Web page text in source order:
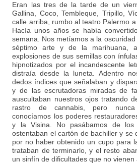
Eran las tres de la tarde de un
Gallina, Coco, Tembleque, Tripillo,
calle arriba, rumbo al teatro Palermo
Hacía unos años se había
semana. Nos metíamos a la
séptimo arte y de la marihuana,
explosiones de sus semillas con
hipnotizados por el incandescente
distraía desde la luneta. Adentro
dedos índices que señalaban y
y de las escrutadoras miradas de
auscultaban nuestros ojos tratando
rastro de cannabis, pero
conocíamos los poderes
y la Visina. No pasábamos de
ostentaban el cartón de bachiller y se
por no haber obtenido un cupo para
trataban de terminarlo, y el resto
un sinfín de dificultades que no vienen